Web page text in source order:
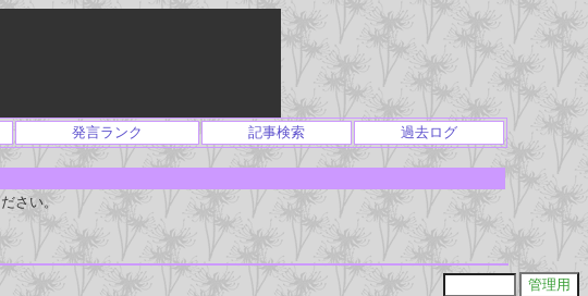
発言ランク 記事検索 過去ログ
さい。